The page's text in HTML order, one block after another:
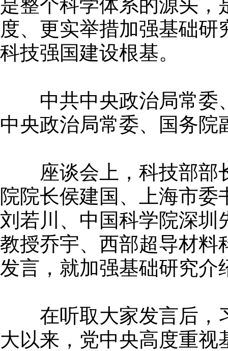
是整个科学体系的源头
度、更实举措加强基础
科技强国建设根基。
中共中央政治局常委
中央政治局常委、国务
座谈会上，科技部部
院院长侯建国、上海市
刘若川、中国科学院深圳
教授乔宇、西部超导材料
发言，就加强基础研究介
在听取大家发言后，
大以来，党中央高度重